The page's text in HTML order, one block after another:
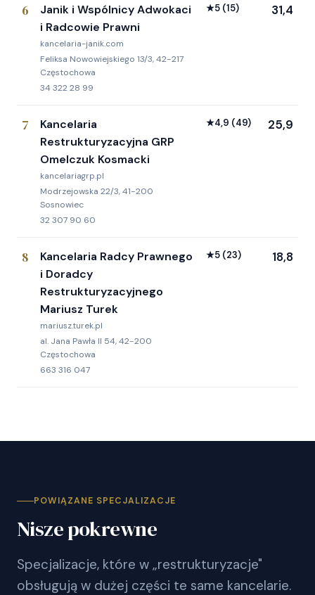
6
Janik i Wspólnicy Adwokaci
i Radcowie Prawni
kancelaria-janik.com
Feliksa Nowowiejskiego 13/3, 42-217
Częstochowa
34 322 28 99
★5 (15) 31,4
7
Kancelaria
Restrukturyzacyjna GRP
Omelczuk Kosmacki
kancelariagrp.pl
Modrzejowska 22/3, 41-200
Sosnowiec
32 307 90 60
★4,9 (49) 25,9
8
Kancelaria Radcy Prawnego
i Doradcy
Restrukturyzacyjnego
Mariusz Turek
mariusz.turek.pl
al. Jana Pawła II 54, 42-200
Częstochowa
663 316 047
★5 (23) 18,8
POWIĄZANE SPECJALIZACJE
Nisze pokrewne
Specjalizacje, które w „restrukturyzacje"
obsługują w dużej części te same kancelarie.